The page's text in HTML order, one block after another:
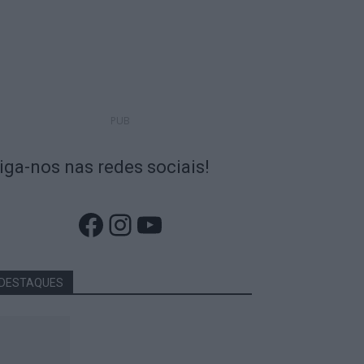
nos nas redes sociais!
Facebook
Instagram
YouTube